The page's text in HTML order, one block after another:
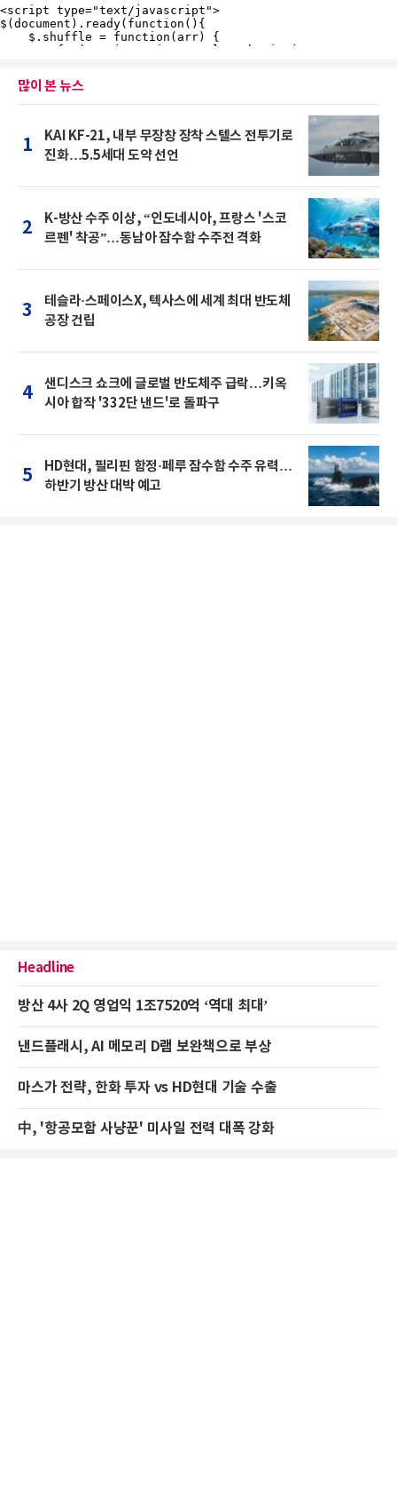
많이 본 뉴스
1
KAI KF-21, 내부 무장창 장착 스텔스 전투기로
진화…5.5세대 도약 선언
2
K-방산 수주 이상, “인도네시아, 프랑스 '스코
르펜' 착공”…동남아 잠수함 수주전 격화
3
테슬라·스페이스X, 텍사스에 세계 최대 반도체
공장 건립
4
샌디스크 쇼크에 글로벌 반도체주 급락…키옥
시아 합작 '332단 낸드'로 돌파구
5
HD현대, 필리핀 함정·페루 잠수함 수주 유력…
하반기 방산 대박 예고
Headline
방산 4사 2Q 영업익 1조7520억 ‘역대 최대’
낸드플래시, AI 메모리 D램 보완책으로 부상
마스가 전략, 한화 투자 vs HD현대 기술 수출
中, '항공모함 사냥꾼' 미사일 전력 대폭 강화